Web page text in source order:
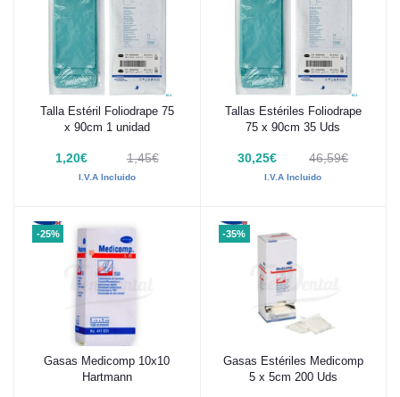
Añadir al carrito
Talla Estéril Foliodrape 75
x 90cm 1 unidad
1,20€ 1,45€
I.V.A Incluido
Añadir al carrito
Tallas Estériles Foliodrape
75 x 90cm 35 Uds
30,25€ 46,59€
I.V.A Incluido
-25%
Añadir al carrito
Gasas Medicomp 10x10
Hartmann
-35%
Añadir al carrito
Gasas Estériles Medicomp
5 x 5cm 200 Uds